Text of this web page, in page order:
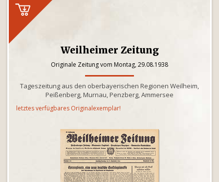
Weilheimer Zeitung
Originale Zeitung vom Montag, 29.08.1938
Tageszeitung aus den oberbayerischen Regionen Weilheim,
Peißenberg, Murnau, Penzberg, Ammersee
letztes verfügbares Originalexemplar!